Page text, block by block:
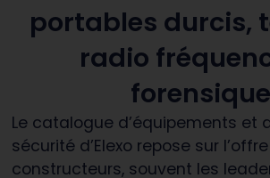
portables durcis,
radio
forensique
Le catalogue d’équipements et
sécurité d’Elexo repose sur
constructeurs, souvent les